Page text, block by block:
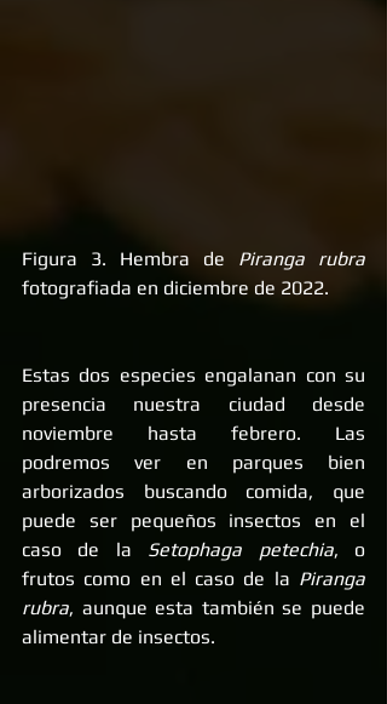
Figura 3. Hembra de
fotografiada en diciembre de 2022.
Estas dos especies engalanan con su
presencia nuestra ciudad desde
noviembre hasta febrero. Las
podremos ver en parques bien
arborizados buscando comida, que
puede ser pequeños insectos en el
caso de la Setophaga petechia, o
frutos como en el caso de la Piranga
rubra, aunque esta también se puede
alimentar de insectos.